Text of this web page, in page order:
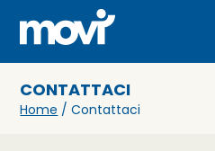
CONTATTACI
Home / Contattaci